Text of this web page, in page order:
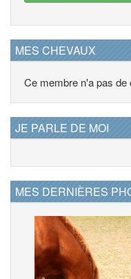
MES CHEVAUX
Ce membre n'a pas de
JE PARLE DE MOI
MES DERNIÈRES